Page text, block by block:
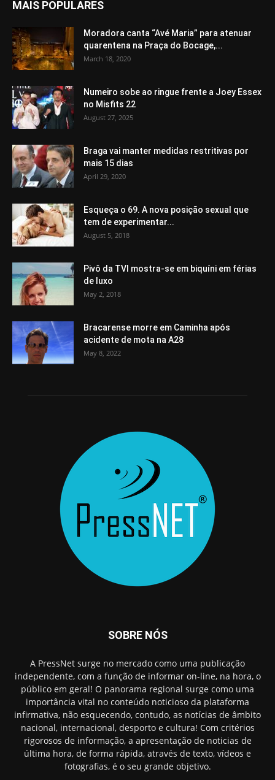
MAIS POPULARES
Moradora canta “Avé Maria” para atenuar
quarentena na Praça do Bocage,...
March 18, 2020
Numeiro sobe ao ringue frente a Joey Essex
no Misfits 22
August 27, 2025
Braga vai manter medidas restritivas por
mais 15 dias
April 29, 2020
Esqueça o 69. A nova posição sexual que
tem de experimentar...
August 5, 2018
Pivô da TVI mostra-se em biquíni em férias
de luxo
May 2, 2018
Bracarense morre em Caminha após
acidente de mota na A28
May 8, 2022
SOBRE NÓS
A PressNet surge no mercado como uma publicação
independente, com a função de informar on-line, na hora, o
público em geral! O panorama regional surge como uma
importância vital no conteúdo noticioso da plataforma
infirmativa, não esquecendo, contudo, as notícias de âmbito
nacional, internacional, desporto e cultura! Com critérios
rigorosos de informação, a apresentação de noticias de
última hora, de forma rápida, através de texto, vídeos e
fotografias, é o seu grande objetivo.